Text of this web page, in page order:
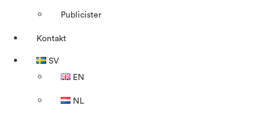
Publicister
Kontakt
SV
EN
NL